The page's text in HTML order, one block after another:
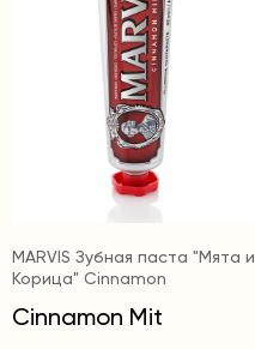
MARVIS Зубная паста "Мята и
Корица" Cinnamon
Cinnamon Mit